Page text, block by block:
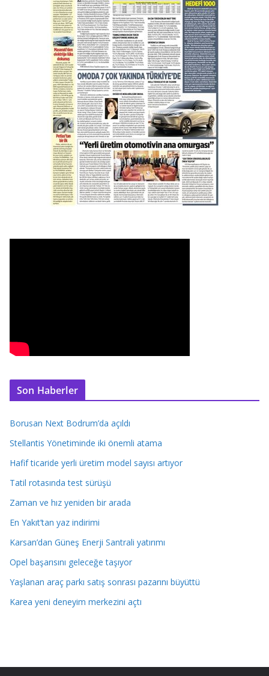
Son Haberler
Borusan Next Bodrum’da açıldı
Stellantis Yönetiminde iki önemli atama
Hafif ticaride yerli üretim model sayısı artıyor
Tatil rotasında test sürüşü
Zaman ve hız yeniden bir arada
En Yakıt’tan yaz indirimi
Karsan’dan Güneş Enerji Santrali yatırımı
Opel başarısını geleceğe taşıyor
Yaşlanan araç parkı satış sonrası pazarını büyüttü
Karea yeni deneyim merkezini açtı